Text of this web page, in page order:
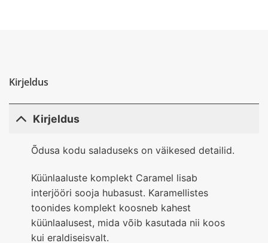
Kirjeldus
Kirjeldus
Õdusa kodu saladuseks on väikesed detailid.
Küünlaaluste komplekt Caramel lisab
interjööri sooja hubasust. Karamellistes
toonides komplekt koosneb kahest
küünlaalusest, mida võib kasutada nii koos
kui eraldiseisvalt.